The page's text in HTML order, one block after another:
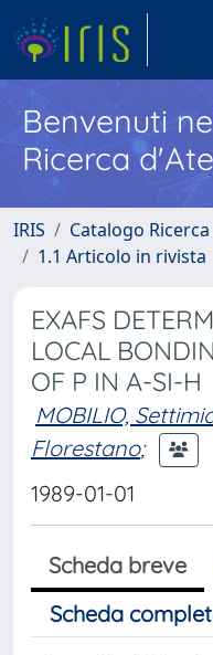
Benvenuti
Ricerca
IRIS Catalogo Ricerca
1.1 Articolo in rivista
EXAFS
LOCAL
OF P IN A-SI-H
MOBILIO,
Florestano;
1989-01-01
Scheda breve
Scheda